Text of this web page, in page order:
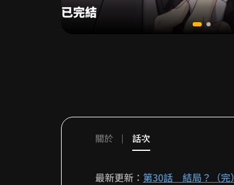
已完結
關於 話次
最新更新： 第30話 結局？（完）